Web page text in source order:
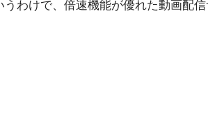
うわけで、倍速機能が優れた動画配信